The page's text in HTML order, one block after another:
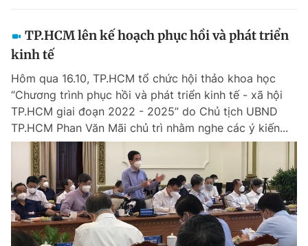
TP.HCM lên kế hoạch phục hồi và phát triển
kinh tế
Hôm qua 16.10, TP.HCM tổ chức hội thảo khoa học
“Chương trình phục hồi và phát triển kinh tế - xã hội
TP.HCM giai đoạn 2022 - 2025” do Chủ tịch UBND
TP.HCM Phan Văn Mãi chủ trì nhằm nghe các ý kiến...